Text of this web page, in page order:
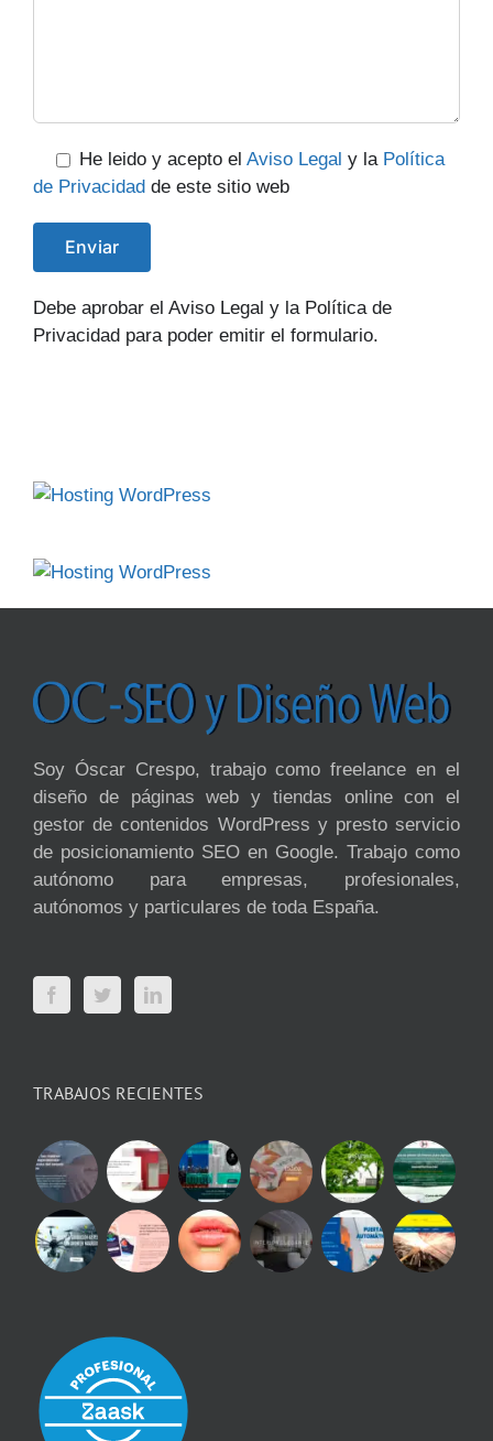
He leido y acepto el Aviso Legal y la Política
de Privacidad de este sitio web
Debe aprobar el Aviso Legal y la Política de
Privacidad para poder emitir el formulario.
Soy Óscar Crespo, trabajo como freelance en el
diseño de páginas web y tiendas online con el
gestor de contenidos WordPress y presto servicio
de posicionamiento SEO en Google. Trabajo como
autónomo para empresas, profesionales,
autónomos y particulares de toda España.
TRABAJOS RECIENTES